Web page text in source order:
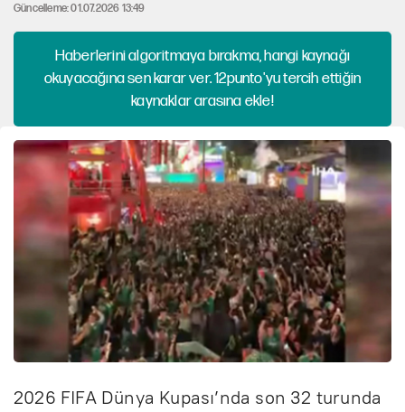
Güncelleme: 01.07.2026 13:49
Haberlerini algoritmaya bırakma, hangi kaynağı
okuyacağına sen karar ver. 12punto'yu tercih ettiğin
kaynaklar arasına ekle!
2026 FIFA Dünya Kupası’nda son 32 turunda